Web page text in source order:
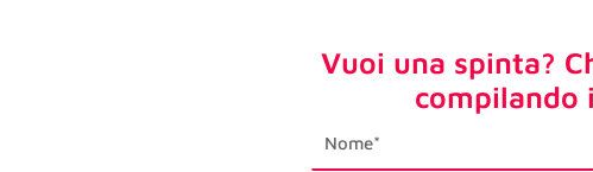
Vuoi una spinta?
compilando